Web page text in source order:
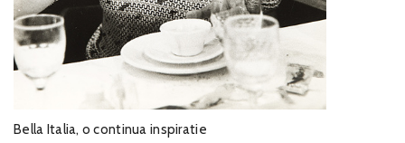
Bella Italia, o continua inspiratie